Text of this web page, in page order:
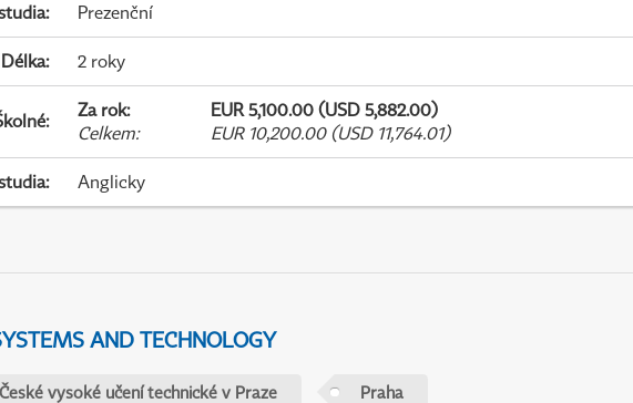
: Prezenční
Délka: 2 roky
: Za rok:
EUR 5,100.00 (USD 5,882.00)
Celkem: EUR 10,200.00 (USD 11,764.01)
: Anglicky
AND TECHNOLOGY
České vysoké učení technické v Praze Praha